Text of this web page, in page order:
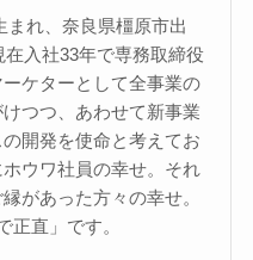
まれ、奈良県橿原市出
入社33年で専務取締役
ケターとして全事業の
つつ、あわせて新事業
開発を使命と考えてお
ウワ社員の幸せ。それ
があった方々の幸せ。
正直」です。